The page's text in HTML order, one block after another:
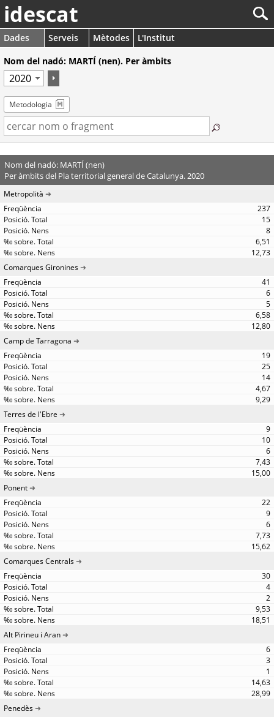
idescat
Dades Serveis Mètodes
L'Institut
Nom del nadó: MARTÍ (nen). Per àmbits
Metodologia
Nom del nadó: MARTÍ (nen)
Per àmbits del Pla territorial general de Catalunya. 2020
Metropolità
237
15
8
6,51
12,73
Comarques Gironines
41
6
5
6,58
12,80
Camp de Tarragona
19
25
14
4,67
9,29
Terres de l'Ebre
9
10
6
7,43
15,00
Ponent
22
9
6
7,73
15,62
Comarques Centrals
30
4
2
9,53
18,51
Alt Pirineu i Aran
6
3
1
14,63
28,99
Penedès